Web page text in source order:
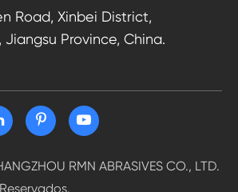
Road, Xinbei District,
Jiangsu Province, China.
RMN ABRASIVES CO., LTD.